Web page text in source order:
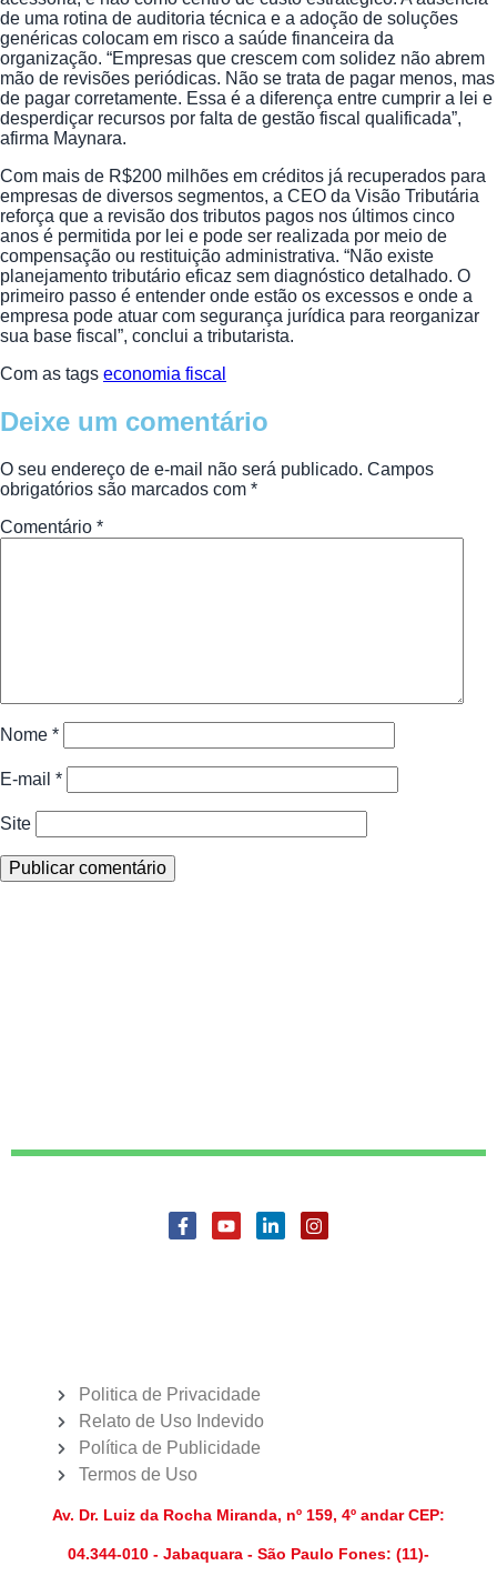
de uma rotina de auditoria técnica e a adoção de soluções
genéricas colocam em risco a saúde financeira da
organização. “Empresas que crescem com solidez não abrem
mão de revisões periódicas. Não se trata de pagar menos, mas
de pagar corretamente. Essa é a diferença entre cumprir a lei e
desperdiçar recursos por falta de gestão fiscal qualificada”,
afirma Maynara.
Com mais de R$200 milhões em créditos já recuperados para
empresas de diversos segmentos, a CEO da Visão Tributária
reforça que a revisão dos tributos pagos nos últimos cinco
anos é permitida por lei e pode ser realizada por meio de
compensação ou restituição administrativa. “Não existe
planejamento tributário eficaz sem diagnóstico detalhado. O
primeiro passo é entender onde estão os excessos e onde a
empresa pode atuar com segurança jurídica para reorganizar
sua base fiscal”, conclui a tributarista.
Com as tags economia fiscal
Deixe um comentário
O seu endereço de e-mail não será publicado. Campos
obrigatórios são marcados com *
Comentário *
Nome *
E-mail *
Site
Politica de Privacidade
Relato de Uso Indevido
Política de Publicidade
Termos de Uso
Av. Dr. Luiz da Rocha Miranda, nº 159, 4º andar CEP:
04.344-010 - Jabaquara - São Paulo Fones: (11)-